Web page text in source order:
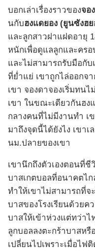
บอกเล่าเรื่องราวของจอ
นกับฮงแดยอง (ยูนซังฮ
และลูกสาวฝาแฝดอายุ
หนักเพื่อดูแลลูกและครอ
และไม่สามารถรับมือกั
ที่ย่ำแย่ เขาถูกไล่ออกจ
เขา จองดาจองเริ่มทนไ
เขา ในขณะเดียวกันฮง
กลางคนที่ไม่มีงานทำ เ
มาถึงจุดนี้ได้ยังไง เขาเ
นม.ปลายของเขา
เขานึกถึงตัวเองตอนที่ชี
บาสเกตบอลที่อนาคตไ
ทำให้เขาไม่สามารถที่
บาสของโรงเรียนด้วยค
บาสให้เข้าห่วงแต่ทว่า
ลูกบอลลงตะกร้าบาสหรื
เปลี่ยนไปเพราะเมื่อไฟ